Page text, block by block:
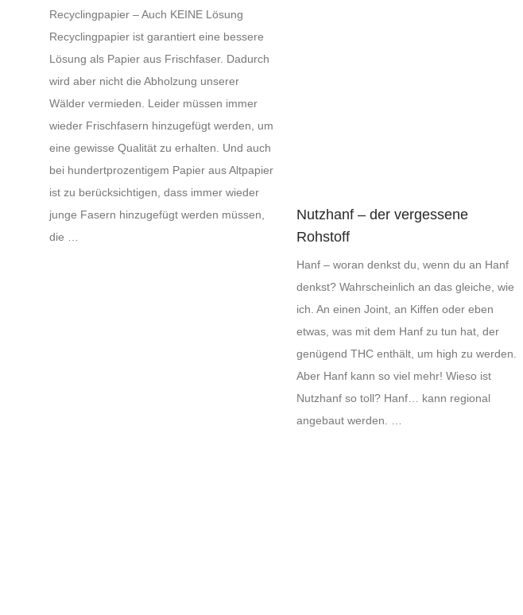
Recyclingpapier – Auch KEINE Lösung
Recyclingpapier ist garantiert eine bessere
Lösung als Papier aus Frischfaser. Dadurch
wird aber nicht die Abholzung unserer
Wälder vermieden. Leider müssen immer
wieder Frischfasern hinzugefügt werden, um
eine gewisse Qualität zu erhalten. Und auch
bei hundertprozentigem Papier aus Altpapier
ist zu berücksichtigen, dass immer wieder
junge Fasern hinzugefügt werden müssen,
die …
Nutzhanf – der vergessene
Rohstoff
Hanf – woran denkst du, wenn du an Hanf
denkst? Wahrscheinlich an das gleiche, wie
ich. An einen Joint, an Kiffen oder eben
etwas, was mit dem Hanf zu tun hat, der
genügend THC enthält, um high zu werden.
Aber Hanf kann so viel mehr! Wieso ist
Nutzhanf so toll? Hanf… kann regional
angebaut werden. …